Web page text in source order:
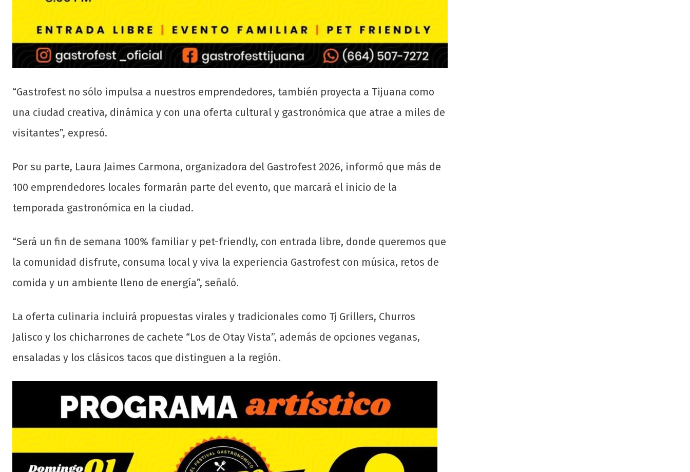
“Gastrofest no sólo impulsa a nuestros emprendedores, también proyecta a Tijuana como
una ciudad creativa, dinámica y con una oferta cultural y gastronómica que atrae a miles de
visitantes”, expresó.
Por su parte, Laura Jaimes Carmona, organizadora del Gastrofest 2026, informó que más de
100 emprendedores locales formarán parte del evento, que marcará el inicio de la
temporada gastronómica en la ciudad.
“Será un fin de semana 100% familiar y pet-friendly, con entrada libre, donde queremos que
la comunidad disfrute, consuma local y viva la experiencia Gastrofest con música, retos de
comida y un ambiente lleno de energía”, señaló.
La oferta culinaria incluirá propuestas virales y tradicionales como Tj Grillers, Churros
Jalisco y los chicharrones de cachete “Los de Otay Vista”, además de opciones veganas,
ensaladas y los clásicos tacos que distinguen a la región.